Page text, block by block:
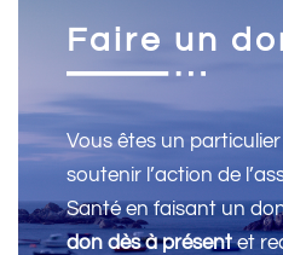
Faire un
Vous êtes un
soutenir l’action de
Santé en faisant un
don dès à présentet